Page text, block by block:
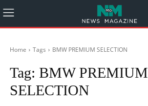
Home Tags BMW PREMIUM SELECTION
Tag: BMW PREMIUM
SELECTION